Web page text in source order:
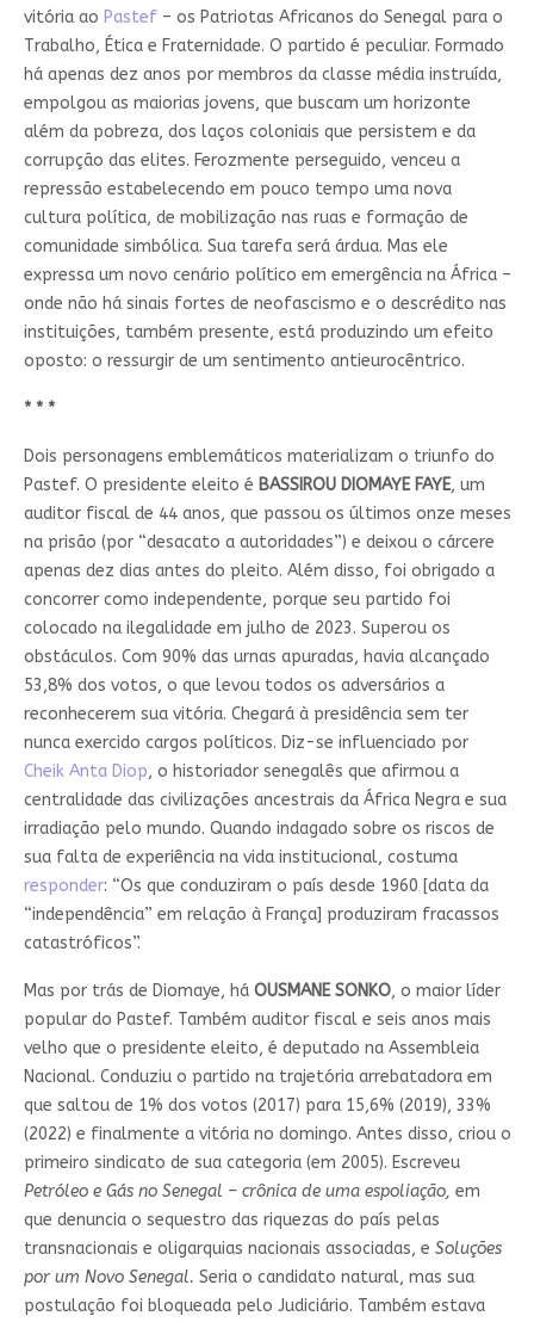
vitória ao Pastef– os Patriotas Africanos do Senegal para o
Trabalho, Ética e Fraternidade. O partido é peculiar. Formado
há apenas dez anos por membros da classe média instruída,
empolgou as maiorias jovens, que buscam um horizonte
além da pobreza, dos laços coloniais que persistem e da
corrupção das elites. Ferozmente perseguido, venceu a
repressão estabelecendo em pouco tempo uma nova
cultura política, de mobilização nas ruas e formação de
comunidade simbólica. Sua tarefa será árdua. Mas ele
expressa um novo cenário político em emergência na África –
onde não há sinais fortes de neofascismo e o descrédito nas
instituições, também presente, está produzindo um efeito
oposto: o ressurgir de um sentimento antieurocêntrico.
* * *
Dois personagens emblemáticos materializam o triunfo do
Pastef. O presidente eleito é BASSIROU DIOMAYE FAYE, um
auditor fiscal de 44 anos, que passou os últimos onze meses
na prisão (por “desacato a autoridades”) e deixou o cárcere
apenas dez dias antes do pleito. Além disso, foi obrigado a
concorrer como independente, porque seu partido foi
colocado na ilegalidade em julho de 2023. Superou os
obstáculos. Com 90% das urnas apuradas, havia alcançado
53,8% dos votos, o que levou todos os adversários a
reconhecerem sua vitória. Chegará à presidência sem ter
nunca exercido cargos políticos. Diz-se influenciado por
Cheik Anta Diop, o historiador senegalês que afirmou a
centralidade das civilizações ancestrais da África Negra e sua
irradiação pelo mundo. Quando indagado sobre os riscos de
sua falta de experiência na vida institucional, costuma
responder: “Os que conduziram o país desde 1960 [data da
“independência” em relação à França] produziram fracassos
catastróficos”.
Mas por trás de Diomaye, há OUSMANE SONKO, o maior líder
popular do Pastef. Também auditor fiscal e seis anos mais
velho que o presidente eleito, é deputado na Assembleia
Nacional. Conduziu o partido na trajetória arrebatadora em
que saltou de 1% dos votos (2017) para 15,6% (2019), 33%
(2022) e finalmente a vitória no domingo. Antes disso, criou o
primeiro sindicato de sua categoria (em 2005). Escreveu
Petróleo e Gás no Senegal – crônica de uma espoliação, em
que denuncia o sequestro das riquezas do país pelas
transnacionais e oligarquias nacionais associadas, e Soluções
por um Novo Senegal. Seria o candidato natural, mas sua
postulação foi bloqueada pelo Judiciário. Também estava